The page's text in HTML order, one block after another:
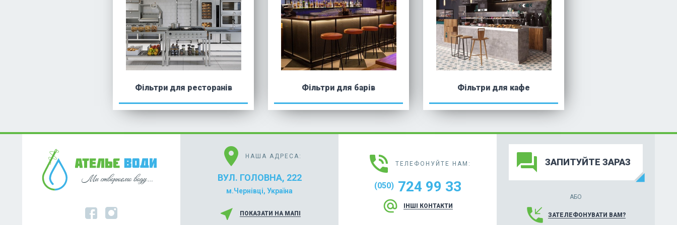
Фільтри для ресторанів Фільтри для барів Фільтри для кафе
location_on НАША АДРЕСА:
ВУЛ. ГОЛОВНА, 222
м.Чернівці, Україна
near_me ПОКАЗАТИ НА МАПІ
phone_in_talk ТЕЛЕФОНУЙТЕ НАМ:
(050) 724 99 33
alternate_email ІНШІ КОНТАКТИ
forum ЗАПИТУЙТЕ ЗАРАЗ
АБО
phone_callback ЗАТЕЛЕФОНУВАТИ ВАМ?